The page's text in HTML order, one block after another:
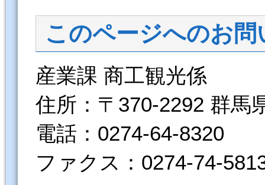
このページへのお問
産業課 商工観光係
住所：〒370-2292 群馬
電話：0274-64-8320
ファクス：0274-74-